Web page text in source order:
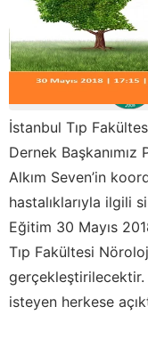
İstanbul Tıp
Dernek
Alkım Seven’in
hastalıklarıyla ilgili
Eğitim 30 Mayıs
Tıp Fakültesi
isteyen herkese